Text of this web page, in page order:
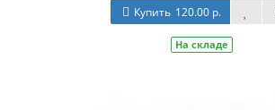
Купить 120.00 р.
На складе